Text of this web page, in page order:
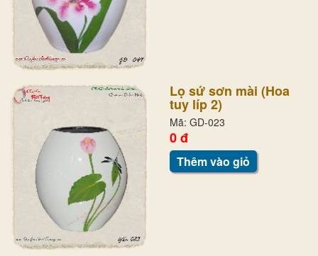
Lọ sứ sơn mài (Hoa
tuy líp 2)
Mã: GD-023
0 đ
Thêm vào giỏ